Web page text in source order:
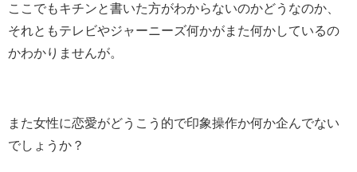
ここでもキチンと書いた方がわからないのかどうなのか、
それともテレビやジャーニーズ何かがまた何かしているの
かわかりませんが。
また女性に恋愛がどうこう的で印象操作か何か企んでない
でしょうか？